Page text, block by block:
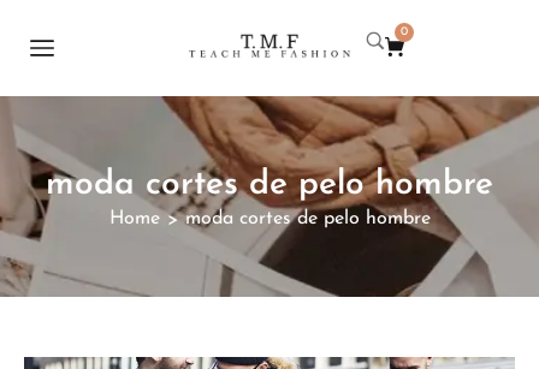
0
moda cortes de pelo hombre
Home > moda cortes de pelo hombre